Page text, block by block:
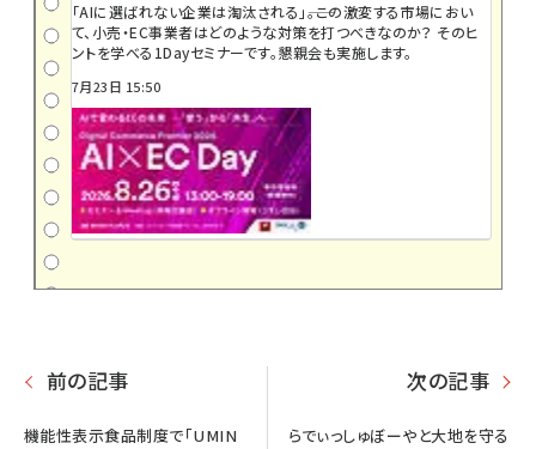
「AIに選ばれない企業は淘汰される」――。この激変する市場におい
て、小売・EC事業者はどのような対策を打つべきなのか？ そのヒ
ントを学べる1Dayセミナーです。懇親会も実施します。
7月23日 15:50
前の記事
機能性表示食品制度で「UMIN
次の記事
らでぃっしゅぼーやと大地を守る